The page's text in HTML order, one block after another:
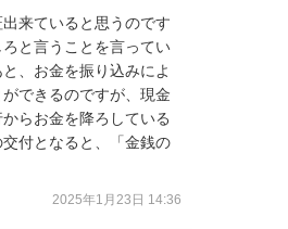
来ていると思うのです
と言うことを言ってい
、お金を振り込みによ
できるのですが、現金
らお金を降ろしている
付となると、「金銭の
2025年1月23日 14:36